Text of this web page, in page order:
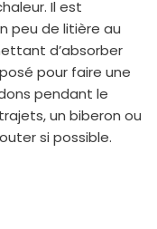
Il est
peu de litière au
d’absorber
pour faire une
pendant le
un biberon ou
si possible.